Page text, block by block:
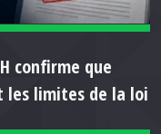
confirme que
les limites de la loi